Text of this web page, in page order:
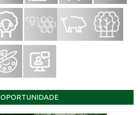
OPORTUNIDADE